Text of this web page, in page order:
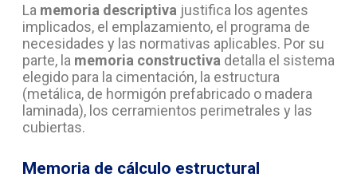
La memoria descriptiva justifica los agentes
implicados, el emplazamiento, el programa de
necesidades y las normativas aplicables. Por su
parte, la memoria constructiva detalla el sistema
elegido para la cimentación, la estructura
(metálica, de hormigón prefabricado o madera
laminada), los cerramientos perimetrales y las
cubiertas.
Memoria de cálculo estructural